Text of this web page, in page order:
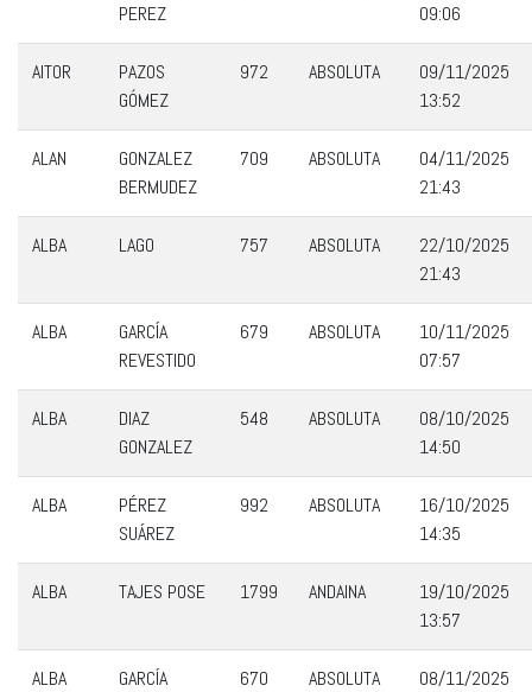
PEREZ
09:06
AITOR
PAZOS
GÓMEZ
972 ABSOLUTA
09/11/2025
13:52
ALAN
GONZALEZ
BERMUDEZ
709 ABSOLUTA
04/11/2025
21:43
ALBA LAGO 757 ABSOLUTA
22/10/2025
21:43
ALBA
GARCÍA
REVESTIDO
679 ABSOLUTA
10/11/2025
07:57
ALBA
DIAZ
GONZALEZ
548 ABSOLUTA
08/10/2025
14:50
ALBA
PÉREZ
SUÁREZ
992 ABSOLUTA
16/10/2025
14:35
ALBA TAJES POSE 1799 ANDAINA
19/10/2025
13:57
ALBA
GARCÍA
670 ABSOLUTA
08/11/2025